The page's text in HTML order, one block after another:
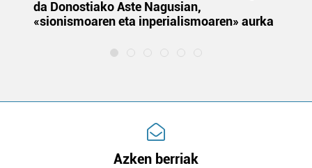
da Donostiako Aste Nagusian,
«sionismoaren eta inperialismoaren» aurka
Azken berriak